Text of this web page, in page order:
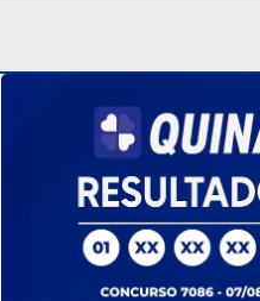
sexta; veja o resultado
publicidade